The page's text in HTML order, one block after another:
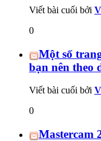
Viết bài cuối bởi
0
Một số
bạn nên theo
Viết bài cuối bởi
0
Mastercam